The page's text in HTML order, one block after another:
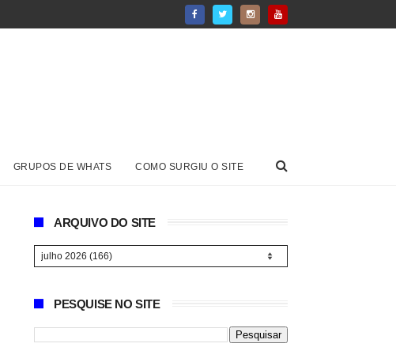
GRUPOS DE WHATS COMO SURGIU O SITE
ARQUIVO DO SITE
PESQUISE NO SITE